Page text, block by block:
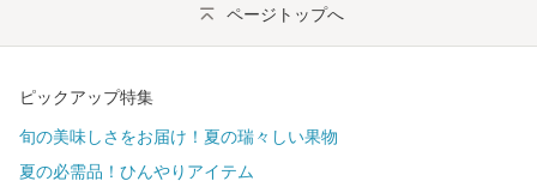
ページトップへ
ピックアップ特集
旬の美味しさをお届け！夏の瑞々しい果物
夏の必需品！ひんやりアイテム